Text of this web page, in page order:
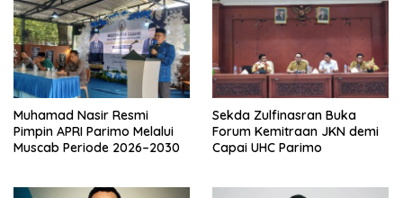
Muhamad Nasir Resmi
Pimpin APRI Parimo Melalui
Muscab Periode 2026–2030
Sekda Zulfinasran Buka
Forum Kemitraan JKN demi
Capai UHC Parimo